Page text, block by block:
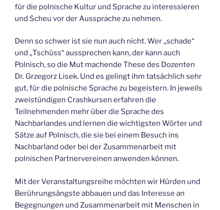
für die polnische Kultur und Sprache zu interessieren
und Scheu vor der Aussprache zu nehmen.
Denn so schwer ist sie nun auch nicht. Wer „schade“
und „Tschüss“ aussprechen kann, der kann auch
Polnisch, so die Mut machende These des Dozenten
Dr. Grzegorz Lisek. Und es gelingt ihm tatsächlich sehr
gut, für die polnische Sprache zu begeistern. In jeweils
zweistündigen Crashkursen erfahren die
Teilnehmenden mehr über die Sprache des
Nachbarlandes und lernen die wichtigsten Wörter und
Sätze auf Polnisch, die sie bei einem Besuch ins
Nachbarland oder bei der Zusammenarbeit mit
polnischen Partnervereinen anwenden können.
Mit der Veranstaltungsreihe möchten wir Hürden und
Berührungsängste abbauen und das Interesse an
Begegnungen und Zusammenarbeit mit Menschen in